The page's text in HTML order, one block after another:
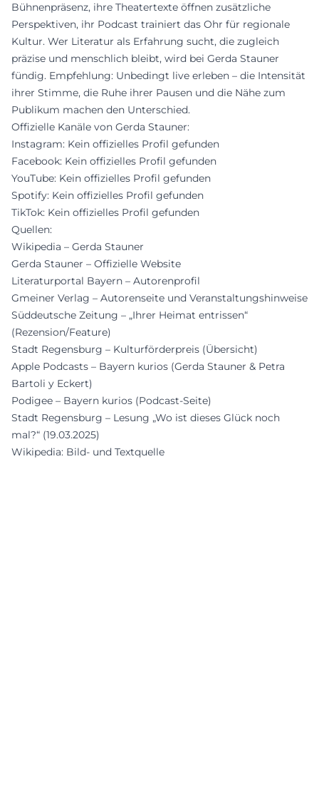
Bühnenpräsenz, ihre Theatertexte öffnen zusätzliche
Perspektiven, ihr Podcast trainiert das Ohr für regionale
Kultur. Wer Literatur als Erfahrung sucht, die zugleich
präzise und menschlich bleibt, wird bei Gerda Stauner
fündig. Empfehlung: Unbedingt live erleben – die Intensität
ihrer Stimme, die Ruhe ihrer Pausen und die Nähe zum
Publikum machen den Unterschied.
Offizielle Kanäle von Gerda Stauner:
Instagram: Kein offizielles Profil gefunden
Facebook: Kein offizielles Profil gefunden
YouTube: Kein offizielles Profil gefunden
Spotify: Kein offizielles Profil gefunden
TikTok: Kein offizielles Profil gefunden
Quellen:
Wikipedia – Gerda Stauner
Gerda Stauner – Offizielle Website
Literaturportal Bayern – Autorenprofil
Gmeiner Verlag – Autorenseite und Veranstaltungshinweise
Süddeutsche Zeitung – „Ihrer Heimat entrissen“
(Rezension/Feature)
Stadt Regensburg – Kulturförderpreis (Übersicht)
Apple Podcasts – Bayern kurios (Gerda Stauner & Petra
Bartoli y Eckert)
Podigee – Bayern kurios (Podcast-Seite)
Stadt Regensburg – Lesung „Wo ist dieses Glück noch
mal?“ (19.03.2025)
Wikipedia: Bild- und Textquelle